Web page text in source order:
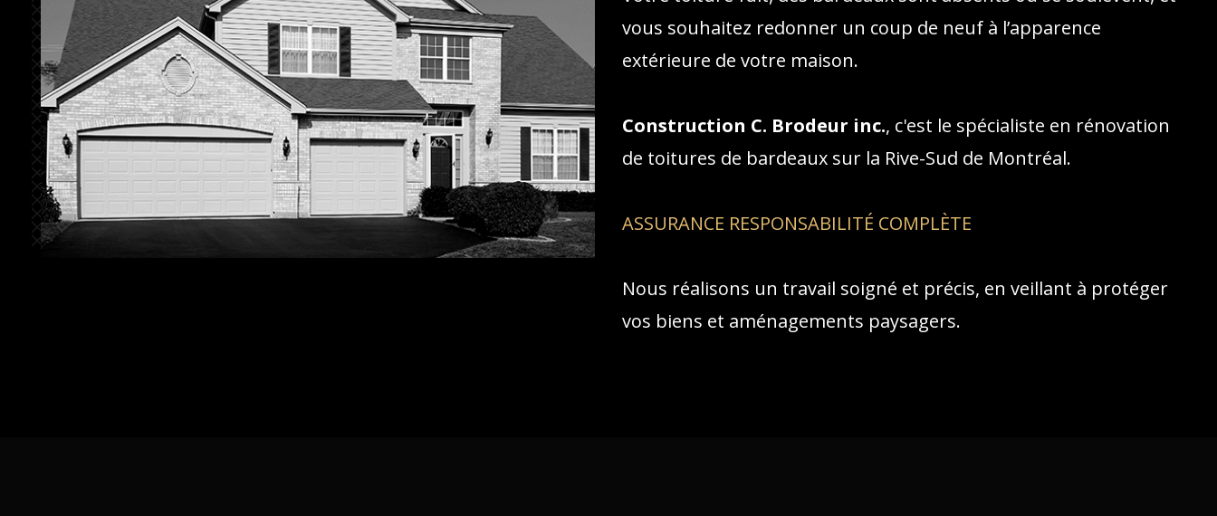
vous souhaitez redonner un coup de neuf à l’apparence
extérieure de votre maison.
Construction C. Brodeur inc., c'est le spécialiste en rénovation
de toitures de bardeaux sur la Rive-Sud de Montréal.
ASSURANCE RESPONSABILITÉ COMPLÈTE
Nous réalisons un travail soigné et précis, en veillant à protéger
vos biens et aménagements paysagers.